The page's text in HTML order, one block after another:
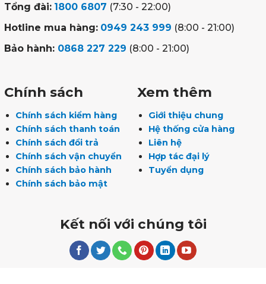
Tổng đài: 1800 6807 (7:30 - 22:00)
Hotline mua hàng: 0949 243 999 (8:00 - 21:00)
Bảo hành: 0868 227 229 (8:00 - 21:00)
Chính sách
Chính sách kiểm hàng
Chính sách thanh toán
Chính sách đổi trả
Chính sách vận chuyển
Chính sách bảo hành
Chính sách bảo mật
Xem thêm
Giới thiệu chung
Hệ thống cửa hàng
Liên hệ
Hợp tác đại lý
Tuyển dụng
Kết nối với chúng tôi